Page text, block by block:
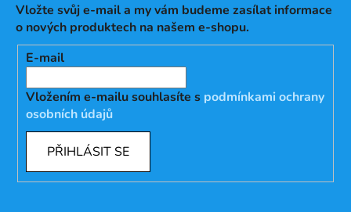
Vložte svůj e-mail a my vám budeme zasílat informace
o nových produktech na našem e-shopu.
E-mail
Vložením e-mailu souhlasíte s podmínkami ochrany
osobních údajů
PŘIHLÁSIT SE